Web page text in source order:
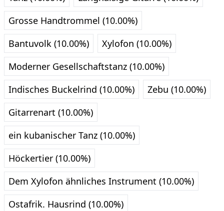
Grosse Handtrommel (10.00%)
Bantuvolk (10.00%)
Xylofon (10.00%)
Moderner Gesellschaftstanz (10.00%)
Indisches Buckelrind (10.00%)
Zebu (10.00%)
Gitarrenart (10.00%)
ein kubanischer Tanz (10.00%)
Höckertier (10.00%)
Dem Xylofon ähnliches Instrument (10.00%)
Ostafrik. Hausrind (10.00%)